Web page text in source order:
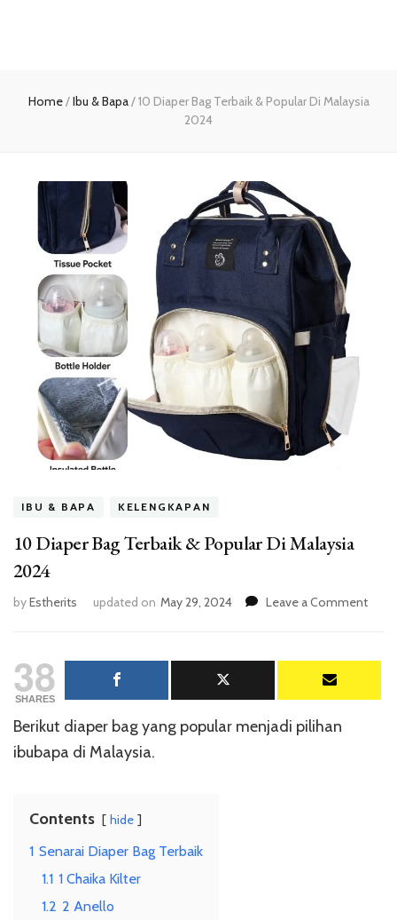
Home/Ibu & Bapa/10 Diaper Bag Terbaik & Popular Di Malaysia
2024
IBU & BAPA KELENGKAPAN
10 Diaper Bag Terbaik & Popular Di Malaysia
2024
byEstherits updated on May 29, 2024 Leave a Commenton
38
SHARES
Berikut diaper bag yang popular menjadi pilihan
ibubapa di Malaysia.
Contents hide
1 Senarai Diaper Bag Terbaik
1.1 1 Chaika Kilter
1.2 2 Anello